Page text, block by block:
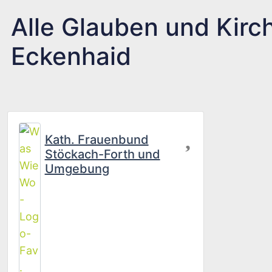
Alle Glauben und
Eckenhaid
Kath. Frauenbund
Stöckach-Forth und
Umgebung